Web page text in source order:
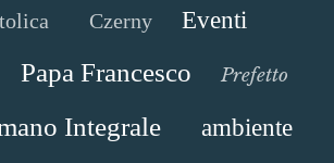
Czerny Eventi
Papa Francesco Prefetto
Integrale ambiente